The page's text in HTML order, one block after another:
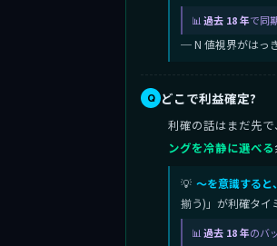
過去 18 年で同
─ N 値視界がはっ
どこで利益確定?
利確の話はまだ先
ングを冷静に選べる
〜を意識すると、
揃う)」が利確タイ
過去 18 年のバ